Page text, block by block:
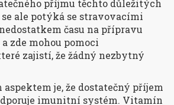
příjmu těchto důležitých
ale potýká se stravovacími
času na přípravu
zde mohou pomoci
zajistí, že žádný nezbytný
je, že dostatečný příjem
imunitní systém. Vitamín